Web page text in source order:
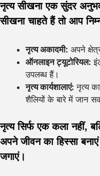
नृत्य सीखना एक सुंदर
सीखना चाहते हैं तो आप
नृत्य अकादमी: अपने
ऑनलाइन ट्यूटोरियल:
उपलब्ध हैं।
नृत्य कार्यशालाएं: नृत्य
शैलियों के बारे में जान
नृत्य सिर्फ एक कला नहीं,
अपने जीवन का हिस्सा
जगाएं।